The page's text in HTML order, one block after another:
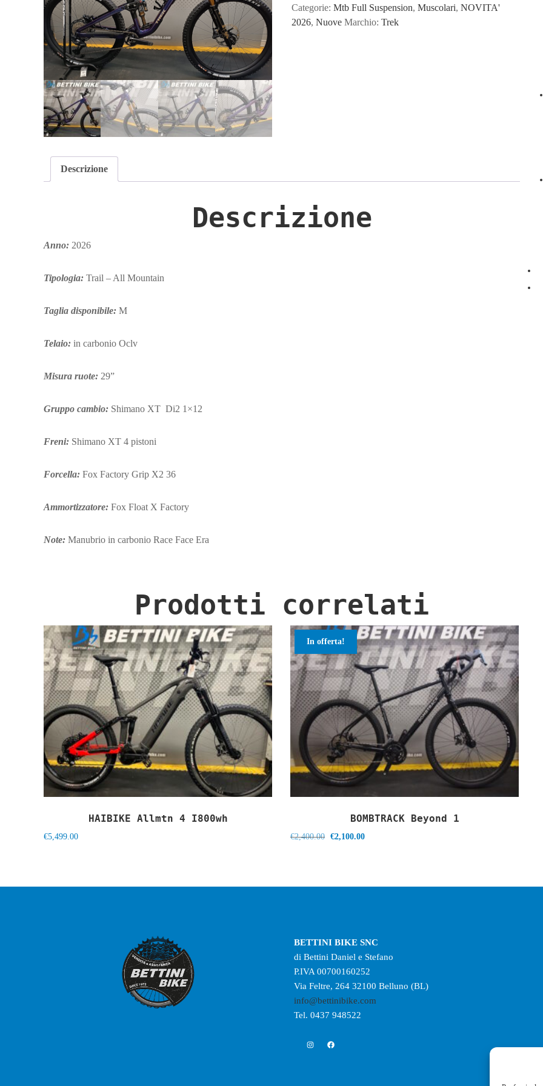
Categorie: Mtb Full Suspension, Muscolari, NOVITA'
2026, Nuove Marchio: Trek
Descrizione
Descrizione
Anno: 2026
Tipologia: Trail – All Mountain
Taglia disponibile: M
Telaio: in carbonio Oclv
Misura ruote: 29”
Gruppo cambio: Shimano XT Di2 1×12
Freni: Shimano XT 4 pistoni
Forcella: Fox Factory Grip X2 36
Ammortizzatore: Fox Float X Factory
Note: Manubrio in carbonio Race Face Era
Prodotti correlati
HAIBIKE Allmtn 4 I800wh
€5,499.00
In offerta!
BOMBTRACK Beyond 1
€2,400.00 Il
€2,400.00.
€2,100.00Il
€2,100.00.
BETTINI BIKE SNC
di Bettini Daniel e Stefano
P.IVA 00700160252
Via Feltre, 264 32100 Belluno (BL)
info@bettinibike.com
Tel. 0437 948522
InstagramFacebook